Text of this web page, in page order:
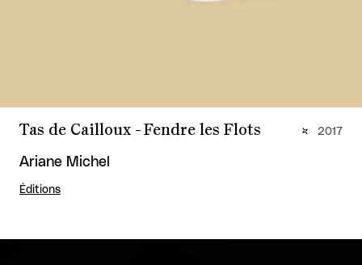
Tas de Cailloux - Fendre les Flots
Ariane Michel
Éditions
2017